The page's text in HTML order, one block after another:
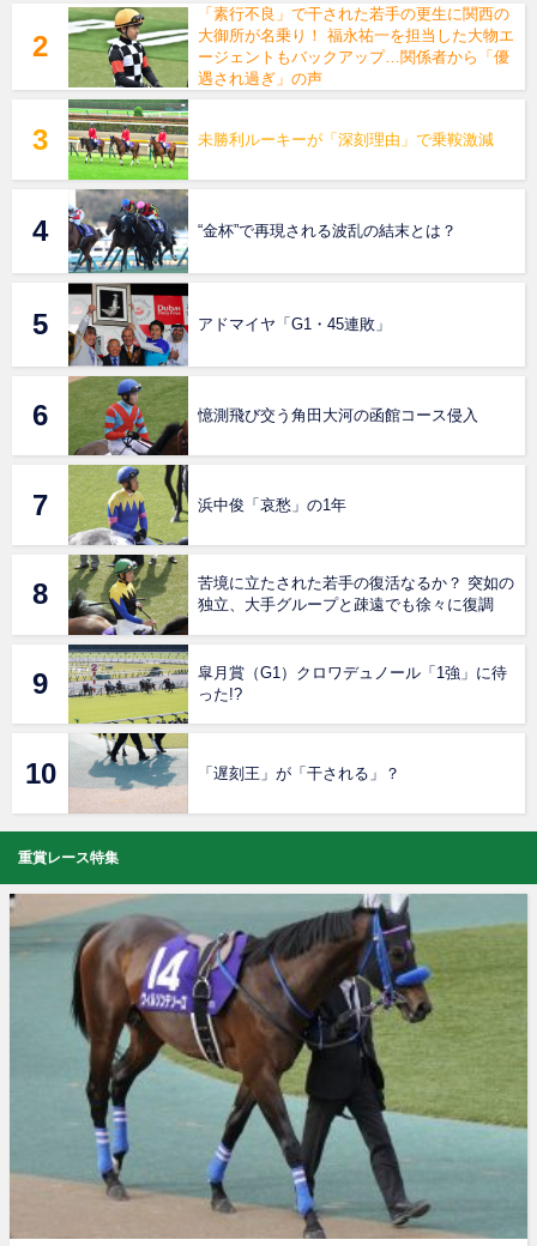
「素行不良」で干された若手の更生に関西の
大御所が名乗り！ 福永祐一を担当した大物エ
ージェントもバックアップ…関係者から「優
遇され過ぎ」の声
未勝利ルーキーが「深刻理由」で乗鞍激減
“金杯”で再現される波乱の結末とは？
アドマイヤ「G1・45連敗」
憶測飛び交う角田大河の函館コース侵入
浜中俊「哀愁」の1年
苦境に立たされた若手の復活なるか？ 突如の
独立、大手グループと疎遠でも徐々に復調
皐月賞（G1）クロワデュノール「1強」に待
った!?
「遅刻王」が「干される」？
重賞レース特集